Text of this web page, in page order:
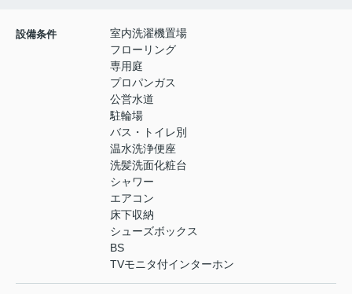
設備条件
室内洗濯機置場
フローリング
専用庭
プロパンガス
公営水道
駐輪場
バス・トイレ別
温水洗浄便座
洗髪洗面化粧台
シャワー
エアコン
床下収納
シューズボックス
BS
TVモニタ付インターホン